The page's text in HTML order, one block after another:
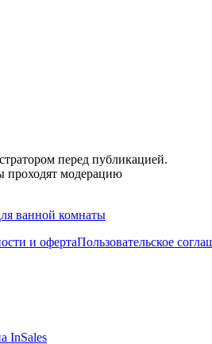
перед публикацией.
проходят модерацию
ванной комнаты
и офертаПользовательское
InSales